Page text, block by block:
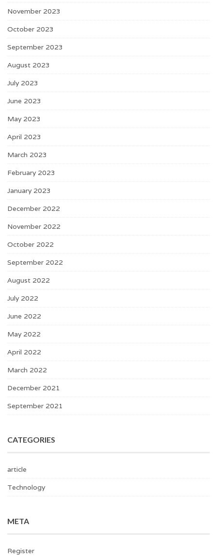
November 2023
October 2023
September 2023
August 2023
July 2023
June 2023
May 2023
April 2023
March 2023
February 2023
January 2023
December 2022
November 2022
October 2022
September 2022
August 2022
July 2022
June 2022
May 2022
April 2022
March 2022
December 2021
September 2021
CATEGORIES
article
Technology
META
Register